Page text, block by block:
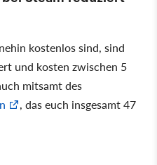
kostenlos sind, sind
und kosten zwischen 5
mitsamt des
, das euch insgesamt 47